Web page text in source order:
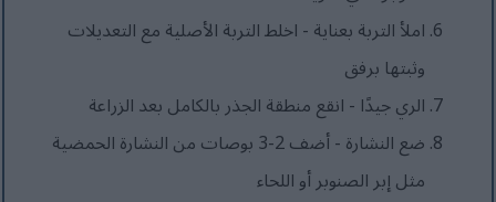
املأ التربة بعناية - اخلط التربة الأصلية مع التعديلات
وثبتها برفق
الري جيدًا - انقع منطقة الجذر بالكامل بعد الزراعة
ضع النشارة - أضف 2-3 بوصات من النشارة الحمضية
مثل إبر الصنوبر أو اللحاء